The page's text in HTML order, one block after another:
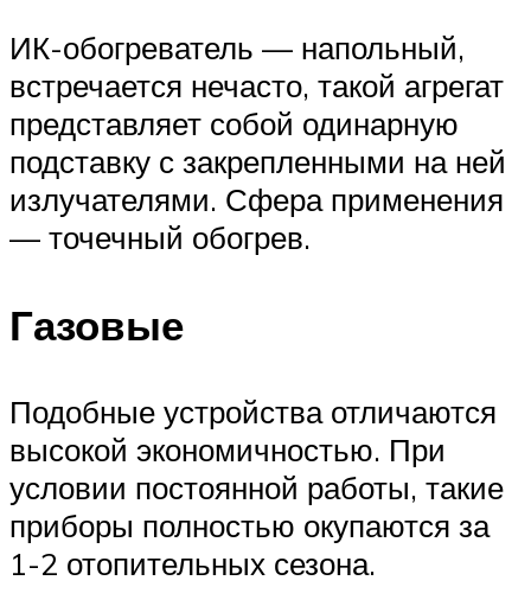
ИК-обогреватель — напольный,
встречается нечасто, такой агрегат
представляет собой одинарную
подставку с закрепленными на ней
излучателями. Сфера применения
— точечный обогрев.
Газовые
Подобные устройства отличаются
высокой экономичностью. При
условии постоянной работы, такие
приборы полностью окупаются за
1-2 отопительных сезона.